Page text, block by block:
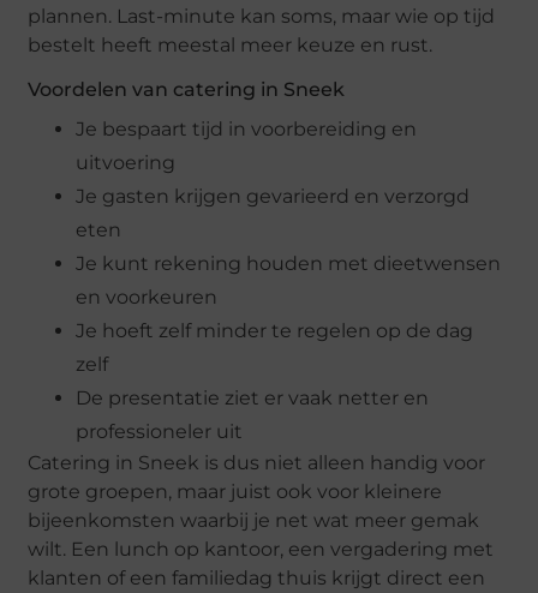
plannen. Last-minute kan soms, maar wie op tijd
bestelt heeft meestal meer keuze en rust.
Voordelen van catering in Sneek
Je bespaart tijd in voorbereiding en
uitvoering
Je gasten krijgen gevarieerd en verzorgd
eten
Je kunt rekening houden met dieetwensen
en voorkeuren
Je hoeft zelf minder te regelen op de dag
zelf
De presentatie ziet er vaak netter en
professioneler uit
Catering in Sneek is dus niet alleen handig voor
grote groepen, maar juist ook voor kleinere
bijeenkomsten waarbij je net wat meer gemak
wilt. Een lunch op kantoor, een vergadering met
klanten of een familiedag thuis krijgt direct een